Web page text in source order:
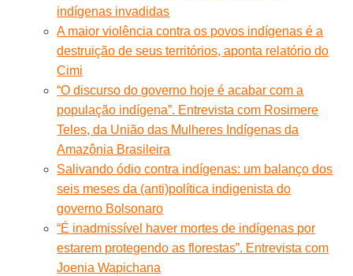
indígenas invadidas
A maior violência contra os povos indígenas é a
destruição de seus territórios, aponta relatório do
Cimi
“O discurso do governo hoje é acabar com a
população indígena”. Entrevista com Rosimere
Teles, da União das Mulheres Indígenas da
Amazônia Brasileira
Salivando ódio contra indígenas: um balanço dos
seis meses da (anti)política indigenista do
governo Bolsonaro
“É inadmissível haver mortes de indígenas por
estarem protegendo as florestas”. Entrevista com
Joenia Wapichana